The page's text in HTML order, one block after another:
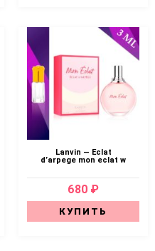
Lanvin — Eclat
d’arpege mon eclat w
680 ₽
КУПИТЬ